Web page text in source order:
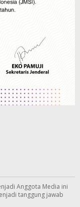
Anggota Media ini
tanggung jawab